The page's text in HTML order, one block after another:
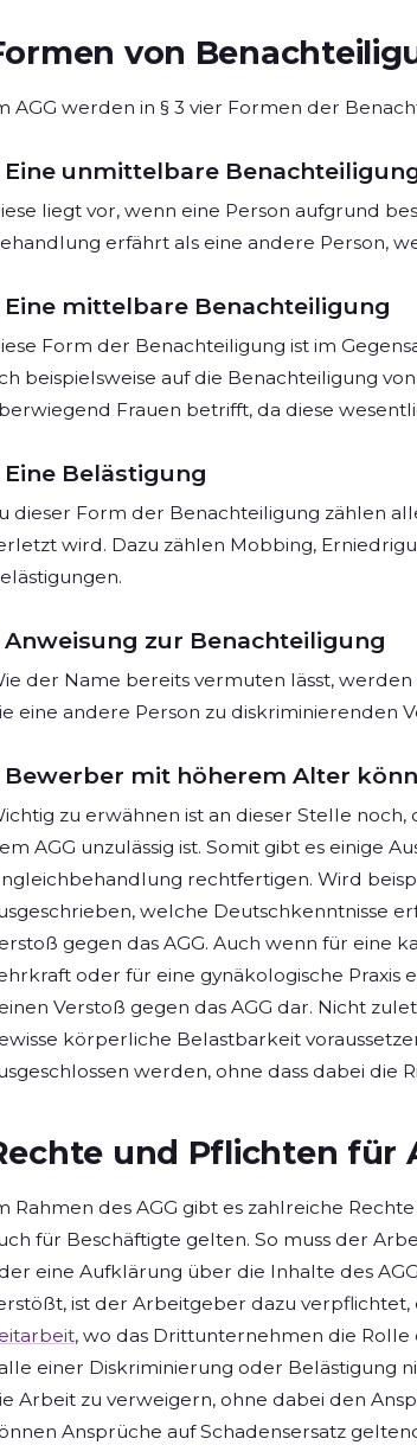
von
AGG werden in § 3 vier Formen der
Eine unmittelbare
liegt vor, wenn eine Person aufgrund
erfährt als eine andere Person,
Eine mittelbare Benachteiligung
Form der Benachteiligung ist im
beispielsweise auf die Benachteiligung
Frauen betrifft, da diese
Eine Belästigung
dieser Form der Benachteiligung zählen
wird. Dazu zählen Mobbing,
Anweisung zur Benachteiligung
der Name bereits vermuten lässt,
eine andere Person zu diskriminierenden
Bewerber mit höherem Alter
zu erwähnen ist an dieser Stelle
AGG unzulässig ist. Somit gibt es einige
rechtfertigen. Wird
welche Deutschkenntnisse
gegen das AGG. Auch wenn für eine
oder für eine gynäkologische Praxis
Verstoß gegen das AGG dar. Nicht
körperliche Belastbarkeit
werden, ohne dass dabei die
und Pflichten für
Rahmen des AGG gibt es zahlreiche
für Beschäftigte gelten. So muss der
eine Aufklärung über die Inhalte des
ist der Arbeitgeber dazu verpflichtet,
, wo das Drittunternehmen die
einer Diskriminierung oder Belästigung
Arbeit zu verweigern, ohne dabei den
Ansprüche auf Schadensersatz